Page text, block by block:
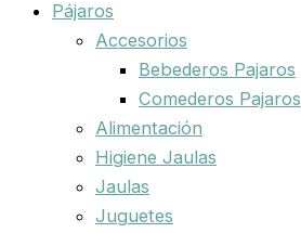
Pájaros
Accesorios
Bebederos Pajaros
Comederos Pajaros
Alimentación
Higiene Jaulas
Jaulas
Juguetes